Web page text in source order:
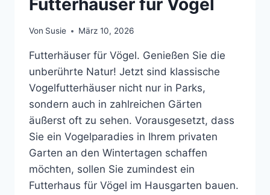
Von Susie März 10, 2026
Futterhäuser für Vögel. Genießen Sie die
unberührte Natur! Jetzt sind klassische
Vogelfutterhӓuser nicht nur in Parks,
sondern auch in zahlreichen Gärten
äußerst oft zu sehen. Vorausgesetzt, dass
Sie ein Vogelparadies in Ihrem privaten
Garten an den Wintertagen schaffen
möchten, sollen Sie zumindest ein
Futterhaus für Vögel im Hausgarten bauen.